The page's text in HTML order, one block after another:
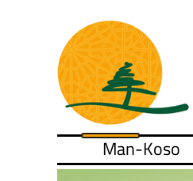
Man-Koso